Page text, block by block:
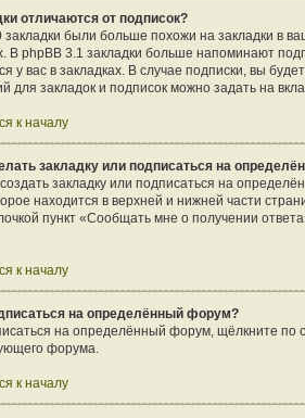
отличаются от подписок?
закладки были больше похожи на закладки в
В phpBB 3.1 закладки больше напоминают
у вас в закладках. В случае подписки, вы
для закладок и подписок можно задать на
к началу
закладку или подписаться на
закладку или подписаться на
находится в верхней и нижней части
пункт «Сообщать мне о получении
к началу
на определённый форум?
на определённый форум, щёлкните по
форума.
к началу